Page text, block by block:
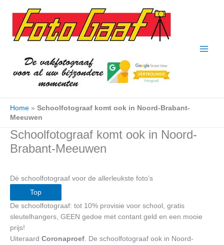
naar
inhoud
Home » Schoolfotograaf komt ook in Noord-Brabant-
Meeuwen
Schoolfotograaf komt ook in Noord-
Brabant-Meeuwen
Dé schoolfotograaf voor de allerleukste foto’s
Top
De schoolfotograaf: tot 10% provisie voor school, gratis
sleutelhangers, GEEN gedoe met contant geld en een mooie
prijs!
Uiteraard Coronaproef . De schoolfotograaf ook in Noord-